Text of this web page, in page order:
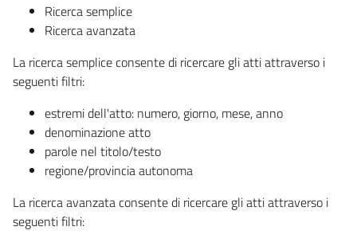
Ricerca semplice
Ricerca avanzata
La ricerca semplice consente di ricercare gli atti attraverso i
seguenti filtri:
estremi dell'atto: numero, giorno, mese, anno
denominazione atto
parole nel titolo/testo
regione/provincia autonoma
La ricerca avanzata consente di ricercare gli atti attraverso i
seguenti filtri: